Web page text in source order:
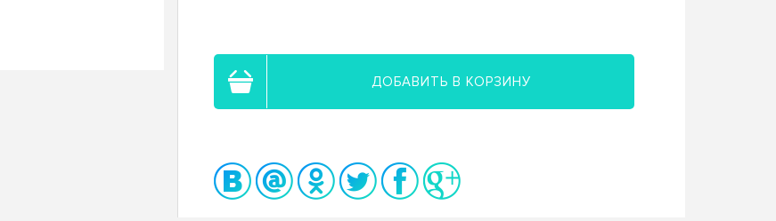
ДОБАВИТЬ В КОРЗИНУ